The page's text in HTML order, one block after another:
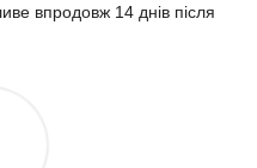
впродовж 14 днів після